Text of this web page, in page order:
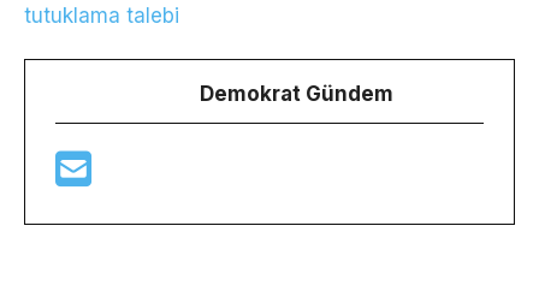
tutuklama talebi
Demokrat Gündem